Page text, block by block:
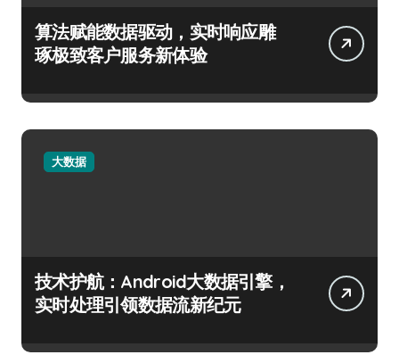
算法赋能数据驱动，实时响应雕
琢极致客户服务新体验
大数据
技术护航：Android大数据引擎，
实时处理引领数据流新纪元